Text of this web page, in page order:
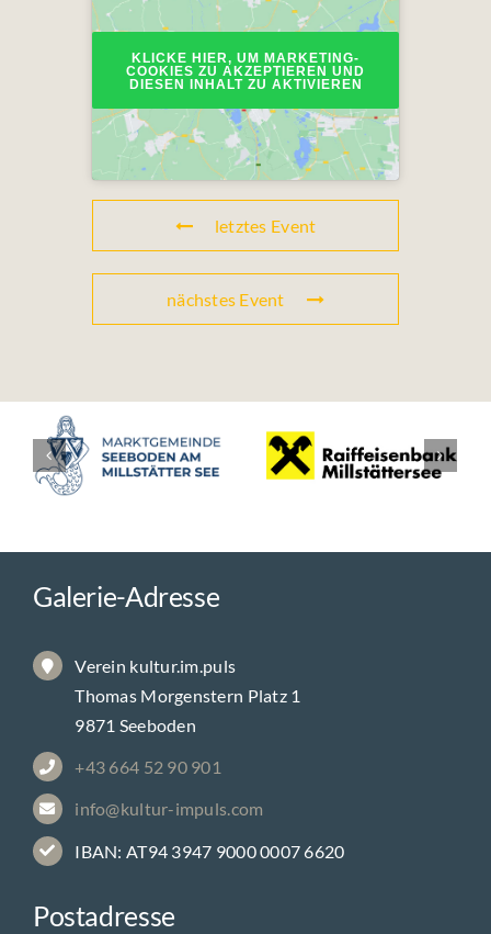
KLICKE HIER, UM MARKETING-
COOKIES ZU AKZEPTIEREN UND
DIESEN INHALT ZU AKTIVIEREN
letztes Event
nächstes Event
Galerie-Adresse
Verein kultur.im.puls
Thomas Morgenstern Platz 1
9871 Seeboden
+43 664 52 90 901
info@kultur-impuls.com
IBAN: AT94 3947 9000 0007 6620
Postadresse